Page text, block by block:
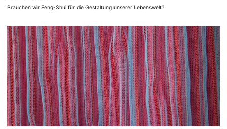
Brauchen wir Feng-Shui für die Gestaltung unserer Lebenswelt?